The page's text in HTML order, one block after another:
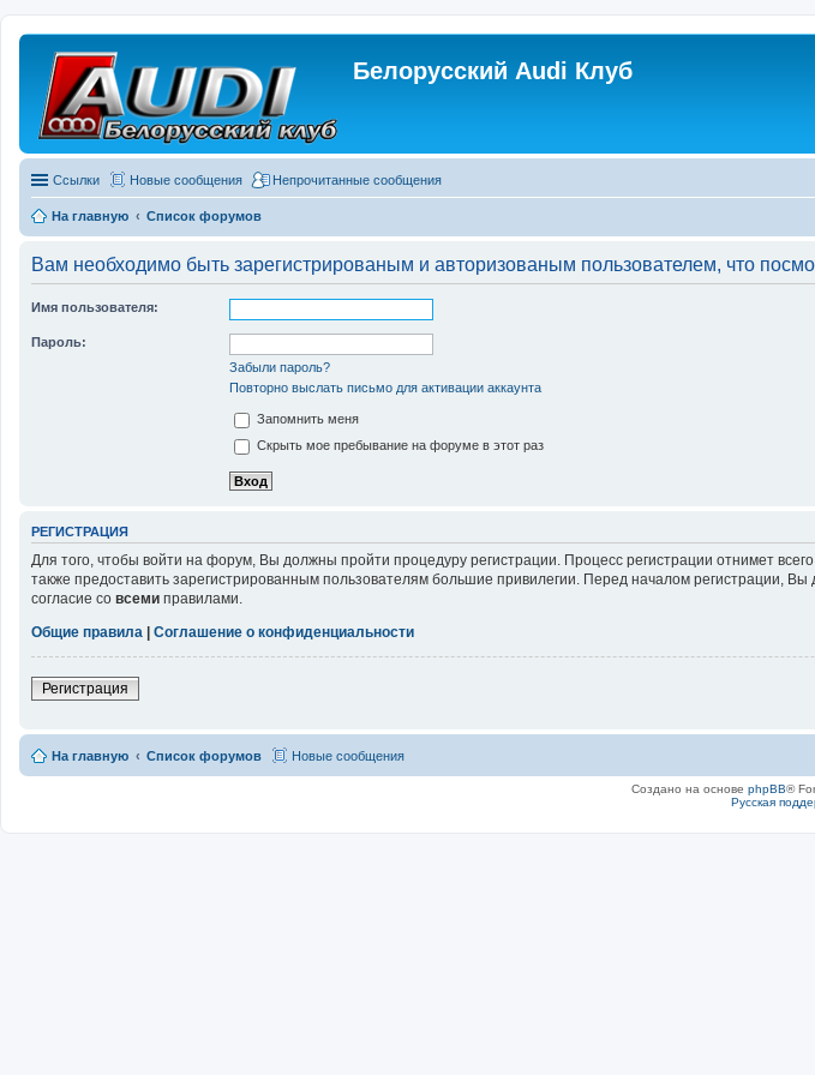
Белорусский Audi Клуб
Ссылки Новые сообщения Непрочитанные сообщения
На главную Список форумов
Вам необходимо быть зарегистрированым и авторизованым пользователем, что
Имя пользователя:
Пароль:
Забыли пароль?
Повторно выслать письмо для активации аккаунта
Запомнить меня
Скрыть мое пребывание на форуме в этот раз
РЕГИСТРАЦИЯ
Для того, чтобы войти на форум, Вы должны пройти процедуру регистрации. Процесс регистрации отнимет
также предоставить зарегистрированным пользователям большие привилегии. Перед началом регистрации,
согласие со всеми правилами.
Общие правила | Соглашение о конфиденциальности
Регистрация
На главную Список форумов Новые сообщения
Создано на основе phpBB®
Русская